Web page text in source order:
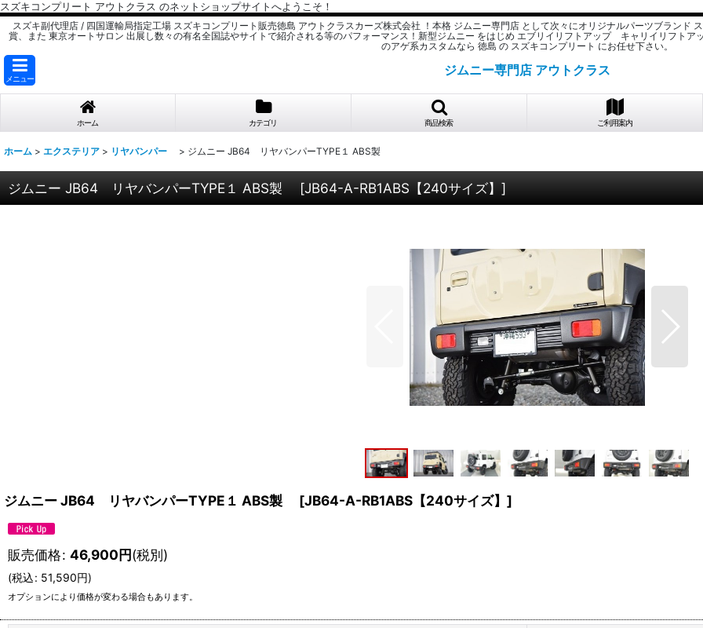
スズキコンプリート アウトクラス のネットショップサイトへようこそ！
スズキ副代理店 / 四国運輸局指定工場 スズキコンプリート販売徳島 アウトクラスカーズ株式会社 ！本格 ジムニー専門店 として次々にオリジナルパーツブランド
賞、また 東京オートサロン 出展し数々の有名全国誌やサイトで紹介される等のパフォーマンス！新型ジムニー をはじめ エブリイリフトアップ キャリイリフ
のアゲ系カスタムなら 徳島 の スズキコンプリート にお任せ下さい。
メニュー
ジムニー専門店 アウトクラス
ホーム カテゴリ 商品検索 ご利用案内
ホーム > エクステリア > リヤバンパー > ジムニー JB64 リヤバンパーTYPE１ ABS製
ジムニー JB64 リヤバンパーTYPE１ ABS製 [JB64-A-RB1ABS【240サイズ】 ]
ジムニー JB64 リヤバンパーTYPE１ ABS製 [JB64-A-RB1ABS【240サイズ】 ]
販売価格: 46,900円(税別)
(税込: 51,590円)
オプションにより価格が変わる場合もあります。